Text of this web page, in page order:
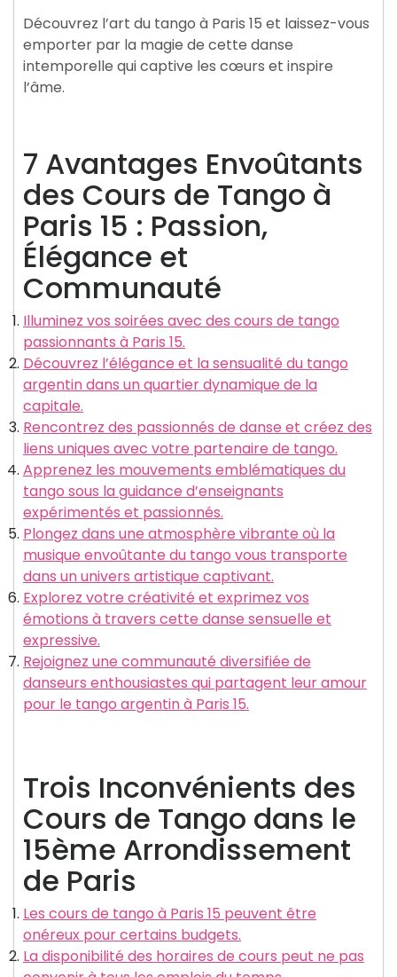
Découvrez l’art du tango à Paris 15 et laissez-vous
emporter par la magie de cette danse
intemporelle qui captive les cœurs et inspire
l’âme.
7 Avantages Envoûtants
des Cours de Tango à
Paris 15 : Passion,
Élégance et
Communauté
Illuminez vos soirées avec des cours de tango
passionnants à Paris 15.
Découvrez l’élégance et la sensualité du tango
argentin dans un quartier dynamique de la
capitale.
Rencontrez des passionnés de danse et créez des
liens uniques avec votre partenaire de tango.
Apprenez les mouvements emblématiques du
tango sous la guidance d’enseignants
expérimentés et passionnés.
Plongez dans une atmosphère vibrante où la
musique envoûtante du tango vous transporte
dans un univers artistique captivant.
Explorez votre créativité et exprimez vos
émotions à travers cette danse sensuelle et
expressive.
Rejoignez une communauté diversifiée de
danseurs enthousiastes qui partagent leur amour
pour le tango argentin à Paris 15.
Trois Inconvénients des
Cours de Tango dans le
15ème Arrondissement
de Paris
Les cours de tango à Paris 15 peuvent être
onéreux pour certains budgets.
La disponibilité des horaires de cours peut ne pas